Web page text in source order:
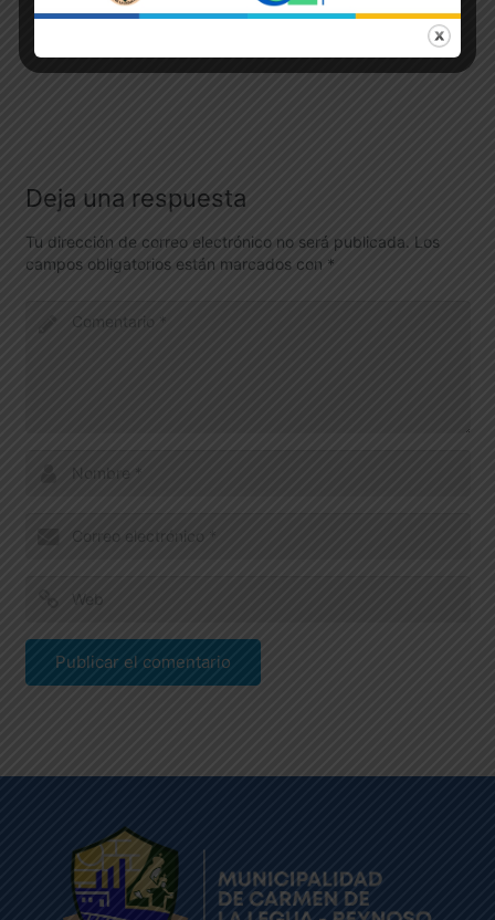
Deja una respuesta
Tu dirección de correo electrónico no será publicada. Los
campos obligatorios están marcados con *